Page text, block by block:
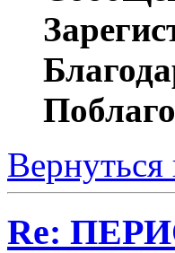
Вернуться
Re: